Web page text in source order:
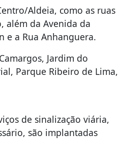
Aldeia, como as ruas
além da Avenida da
e a Rua Anhanguera.
Jardim do
Parque Ribeiro de Lima,
de sinalização viária,
são implantadas